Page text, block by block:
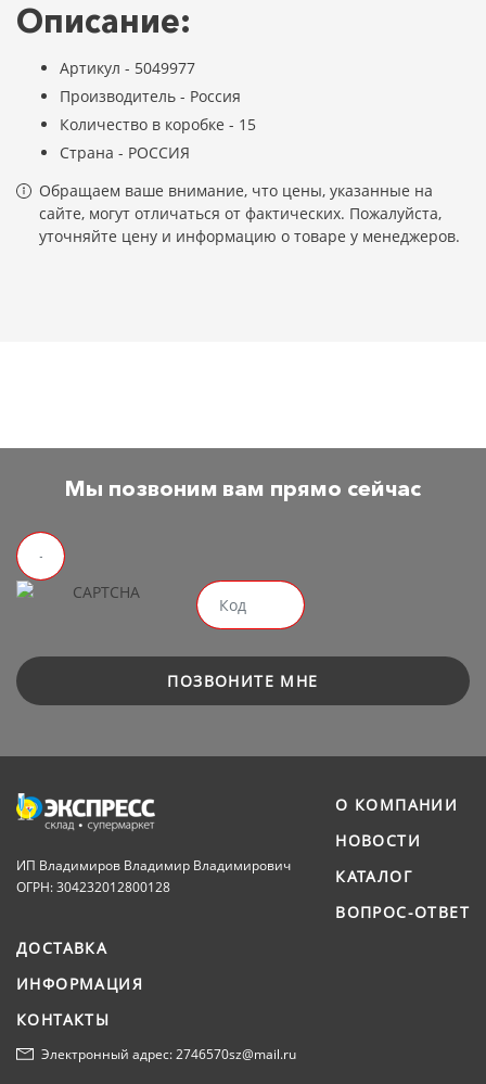
Описание:
Артикул - 5049977
Производитель - Россия
Количество в коробке - 15
Страна - РОССИЯ
Обращаем ваше внимание, что цены, указанные на
сайте, могут отличаться от фактических. Пожалуйста,
уточняйте цену и информацию о товаре у менеджеров.
Мы позвоним вам прямо сейчас
ПОЗВОНИТЕ МНЕ
ИП Владимиров Владимир Владимирович
ОГРН: 304232012800128
О КОМПАНИИ
НОВОСТИ
КАТАЛОГ
ВОПРОС-ОТВЕТ
ДОСТАВКА
ИНФОРМАЦИЯ
КОНТАКТЫ
Электронный адрес: 2746570sz@mail.ru